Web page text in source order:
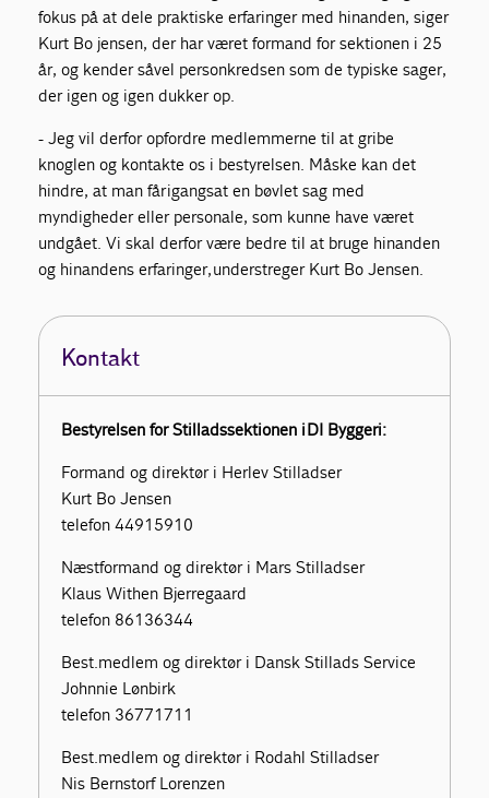
fokus på at dele praktiske erfaringer med hinanden, siger
Kurt Bo jensen, der har været formand for sektionen i 25
år, og kender såvel personkredsen som de typiske sager,
der igen og igen dukker op.
- Jeg vil derfor opfordre medlemmerne til at gribe
knoglen og kontakte os i bestyrelsen. Måske kan det
hindre, at man får igangsat en bøvlet sag med
myndigheder eller personale, som kunne have været
undgået. Vi skal derfor være bedre til at bruge hinanden
og hinandens erfaringer, understreger Kurt Bo Jensen.
Kontakt
Bestyrelsen for Stilladssektionen iDI Byggeri:
Formand og direktør i Herlev Stilladser
Kurt Bo Jensen
telefon 44915910
Næstformand og direktør i Mars Stilladser
Klaus Withen Bjerregaard
telefon 86136344
Best.medlem og direktør i Dansk Stillads Service
Johnnie Lønbirk
telefon 36771711
Best.medlem og direktør i Rodahl Stilladser
Nis Bernstorf Lorenzen